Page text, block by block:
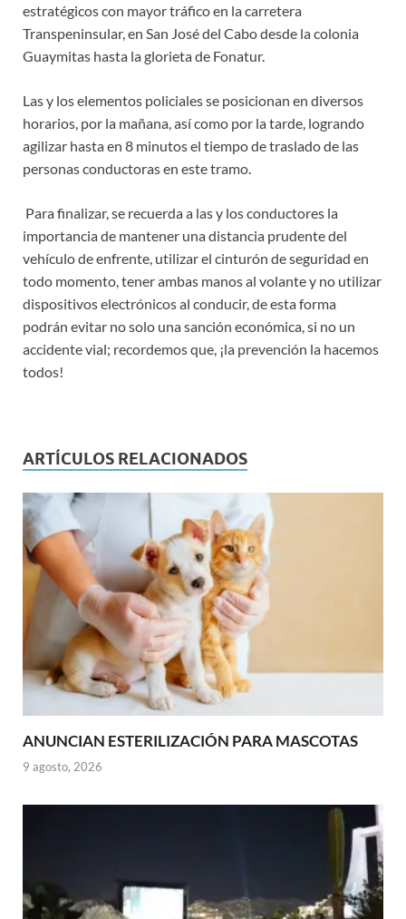
estratégicos con mayor tráfico en la carretera
Transpeninsular, en San José del Cabo desde la colonia
Guaymitas hasta la glorieta de Fonatur.
Las y los elementos policiales se posicionan en diversos
horarios, por la mañana, así como por la tarde, logrando
agilizar hasta en 8 minutos el tiempo de traslado de las
personas conductoras en este tramo.
Para finalizar, se recuerda a las y los conductores la
importancia de mantener una distancia prudente del
vehículo de enfrente, utilizar el cinturón de seguridad en
todo momento, tener ambas manos al volante y no utilizar
dispositivos electrónicos al conducir, de esta forma
podrán evitar no solo una sanción económica, si no un
accidente vial; recordemos que, ¡la prevención la hacemos
todos!
ARTÍCULOS RELACIONADOS
ANUNCIAN ESTERILIZACIÓN PARA MASCOTAS
9 agosto, 2026